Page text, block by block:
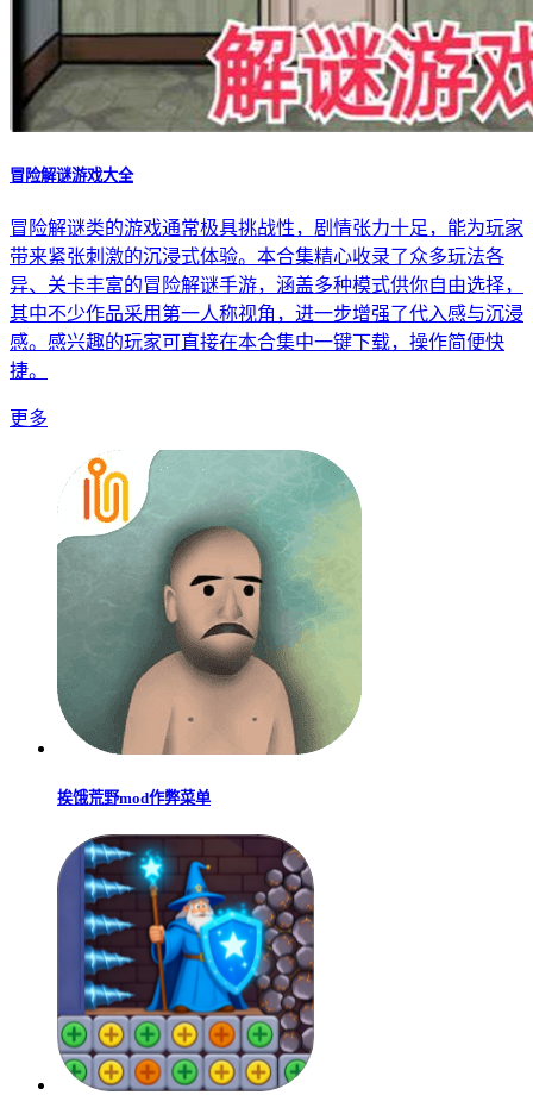
冒险解谜游戏大全
冒险解谜类的游戏通常极具挑战性，剧情张力十足，能为玩家
带来紧张刺激的沉浸式体验。本合集精心收录了众多玩法各
异、关卡丰富的冒险解谜手游，涵盖多种模式供你自由选择，
其中不少作品采用第一人称视角，进一步增强了代入感与沉浸
感。感兴趣的玩家可直接在本合集中一键下载，操作简便快
捷。
更多
挨饿荒野mod作弊菜单